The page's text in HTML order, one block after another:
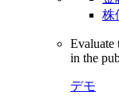
株
Evaluate
in the
デモ